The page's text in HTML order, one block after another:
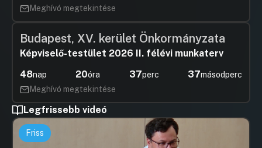
Meghívó megtekintése
Budapest, XV. kerület Önkormányzata
Képviselő-testület 2026 II. félévi munkaterv
48nap 20óra 37perc 36másodperc
Meghívó megtekintése
Legfrissebb videó
Friss